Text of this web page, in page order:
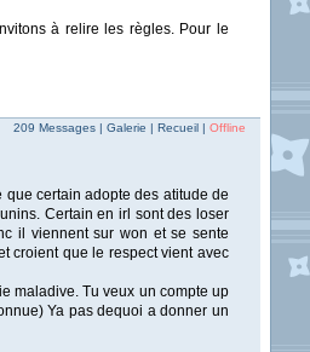
à relire les règles. Pour le
209 Messages | Galerie | Recueil | Offline
certain adopte des atitude de
Certain en irl sont des loser
il viennent sur won et se sente
croient que le respect vient avec
maladive. Tu veux un compte up
Ya pas dequoi a donner un